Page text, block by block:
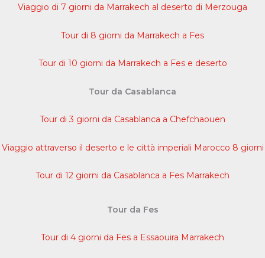
Viaggio di 7 giorni da Marrakech al deserto di Merzouga
Tour di 8 giorni da Marrakech a Fes
Tour di 10 giorni da Marrakech a Fes e deserto
Tour da Casablanca
Tour di 3 giorni da Casablanca a Chefchaouen
Viaggio attraverso il deserto e le città imperiali Marocco 8 giorni
Tour di 12 giorni da Casablanca a Fes Marrakech
Tour da Fes
Tour di 4 giorni da Fes a Essaouira Marrakech